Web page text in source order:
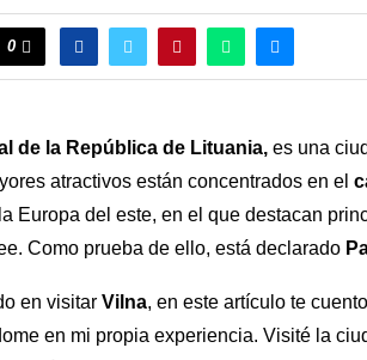
0
de la República de Lituania, es una
atractivos están concentrados en el
Europa del este, en el que destacan
Como prueba de ello, está declarado
en visitar Vilna, en este artículo te
en mi propia experiencia. Visité la